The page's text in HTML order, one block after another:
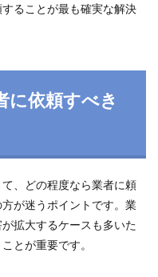
ることが最も確実な解決
に依頼すべき
、どの程度なら業者に頼
が迷うポイントです。業
拡大するケースも多いた
とが重要です。